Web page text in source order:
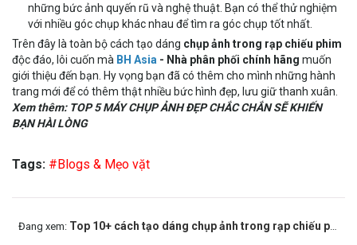
những bức ảnh quyến rũ và nghệ thuật. Bạn có thể thử nghiệm
với nhiều góc chụp khác nhau để tìm ra góc chụp tốt nhất.
Trên đây là toàn bộ cách tạo dáng chụp ảnh trong rạp chiếu phim
độc đáo, lôi cuốn mà BH Asia - Nhà phân phối chính hãng muốn
giới thiệu đến bạn. Hy vọng bạn đã có thêm cho mình những hành
trang mới để có thêm thật nhiều bức hình đẹp, lưu giữ thanh xuân.
Xem thêm: TOP 5MÁY CHỤP ẢNHĐẸP CHẮC CHẮN SẼ KHIẾN
BẠN HÀI LÒNG
Tags: #Blogs & Mẹo vặt
Đang xem: Top 10+ cách tạo dáng chụp ảnh trong rạp chiếu phim cực cool ngầu